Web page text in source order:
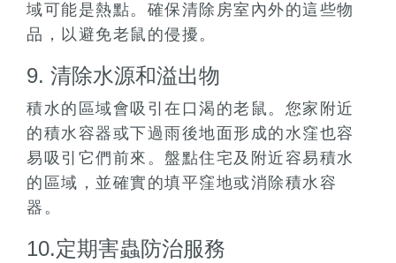
域可能是熱點。確保清除房室內外的這些物
品，以避免老鼠的侵擾。
9. 清除水源和溢出物
積水的區域會吸引在口渴的老鼠。您家附近
的積水容器或下過雨後地面形成的水窪也容
易吸引它們前來。盤點住宅及附近容易積水
的區域，並確實的填平窪地或消除積水容
器。
10.定期害蟲防治服務